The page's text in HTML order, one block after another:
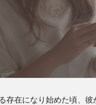
存在になり始めた頃、